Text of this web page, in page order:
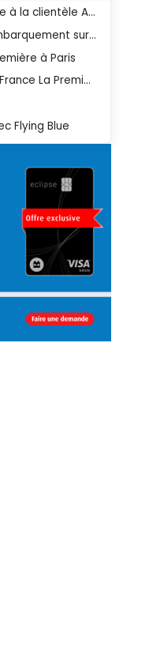
Réservation et service à la clientèle Air France La Première
Enregistrement et embarquement sur mon premier vol entre Nice et Paris
à Paris
Expérience en vol Air France La Première 777
Flying Blue